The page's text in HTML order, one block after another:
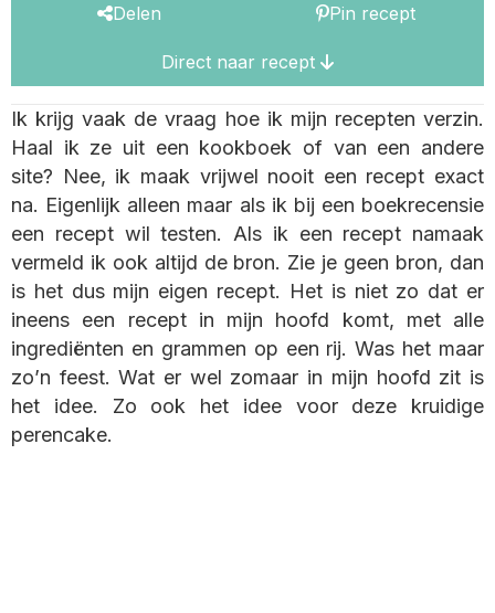
Delen Pin recept
Direct naar recept
Ik krijg vaak de vraag hoe ik mijn recepten verzin.
Haal ik ze uit een kookboek of van een andere
site? Nee, ik maak vrijwel nooit een recept exact
na. Eigenlijk alleen maar als ik bij een boekrecensie
een recept wil testen. Als ik een recept namaak
vermeld ik ook altijd de bron. Zie je geen bron, dan
is het dus mijn eigen recept. Het is niet zo dat er
ineens een recept in mijn hoofd komt, met alle
ingrediënten en grammen op een rij. Was het maar
zo’n feest. Wat er wel zomaar in mijn hoofd zit is
het idee. Zo ook het idee voor deze kruidige
perencake.